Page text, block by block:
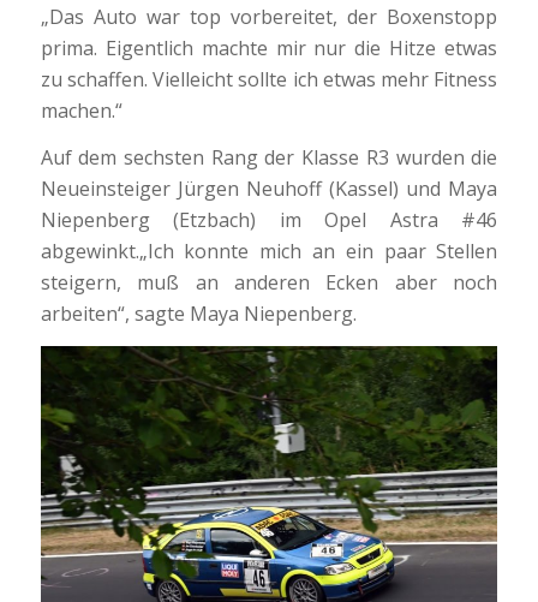
„Das Auto war top vorbereitet, der Boxenstopp
prima. Eigentlich machte mir nur die Hitze etwas
zu schaffen. Vielleicht sollte ich etwas mehr Fitness
machen.“
Auf dem sechsten Rang der Klasse R3 wurden die
Neueinsteiger Jürgen Neuhoff (Kassel) und Maya
Niepenberg (Etzbach) im Opel Astra #46
abgewinkt.„Ich konnte mich an ein paar Stellen
steigern, muß an anderen Ecken aber noch
arbeiten“, sagte Maya Niepenberg.